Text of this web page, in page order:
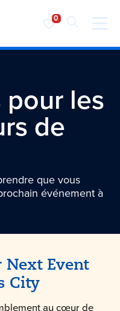
pour les
de
que vous
événement à
Next Event
City
au cœur de